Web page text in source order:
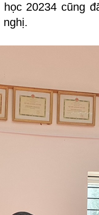
học 20234 cũng
nghị.